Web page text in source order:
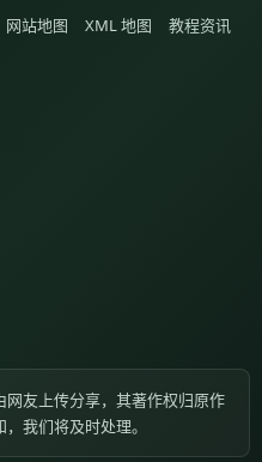
网站地图 XML 地图 教程资讯
友上传分享，其著作权归原作
我们将及时处理。